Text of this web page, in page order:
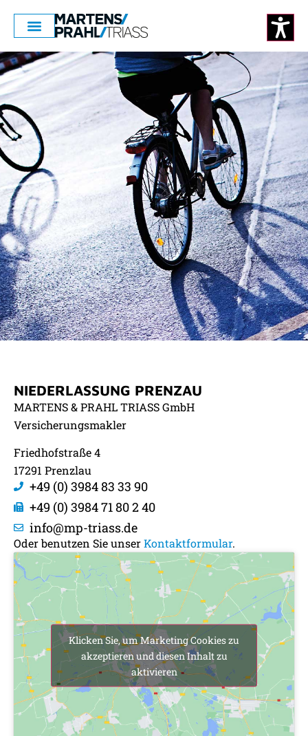
KONTAKT
UND ANFAHRTEN
NIEDERLASSUNG PRENZAU
MARTENS & PRAHL TRIASS GmbH
Versicherungsmakler
Friedhofstraße 4
17291 Prenzlau
+49 (0) 3984 83 33 90
+49 (0) 3984 71 80 2 40
info@mp-triass.de
Oder benutzen Sie unserKontaktformular.
Klicken Sie, um Marketing Cookies zu
akzeptieren und diesen Inhalt zu
aktivieren